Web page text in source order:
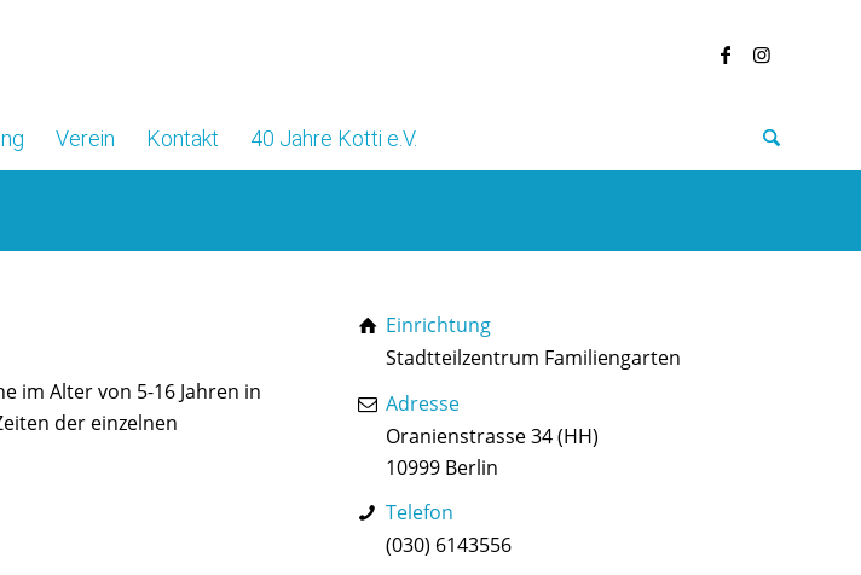
Verein Kontakt 40 Jahre Kotti e.V.
im Alter von 5-16 Jahren in
der einzelnen
Einrichtung
Stadtteilzentrum Familiengarten
Adresse
Oranienstrasse 34 (HH)
10999 Berlin
Telefon
(030) 6143556